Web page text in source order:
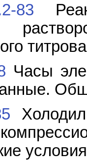
83
Часы
условия